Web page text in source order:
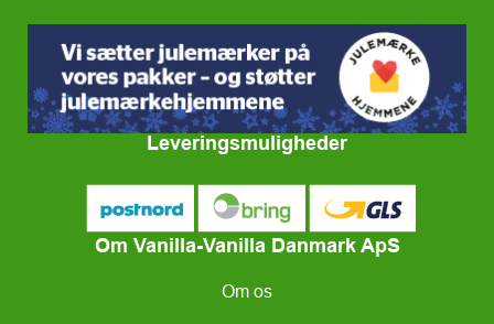
Leveringsmuligheder
Om Vanilla-Vanilla Danmark ApS
Om os